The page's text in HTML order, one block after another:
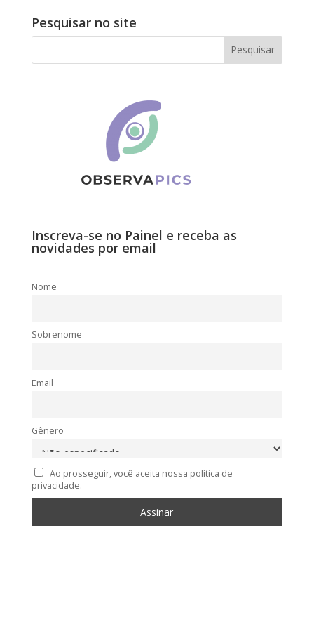
Pesquisar no site
Inscreva-se no Painel e receba as
novidades por email
Nome
Sobrenome
Email
Gênero
Ao prosseguir, você aceita nossa política de
privacidade.